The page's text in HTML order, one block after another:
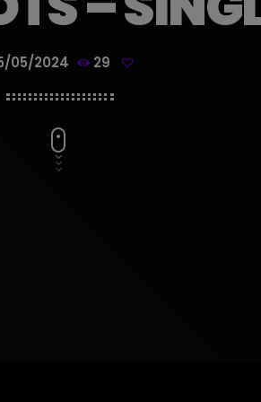
05/2024 29